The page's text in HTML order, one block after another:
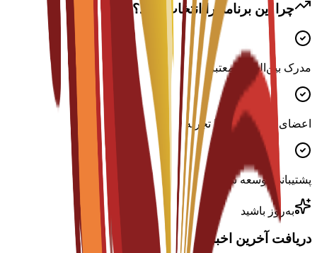
چرا این برنامه را انتخاب کنید؟
مدرک بین‌المللی معتبر
اعضای هیئت علمی با تجربه
پشتیبانی توسعه شغلی
به‌روز باشید
دریافت آخرین اخبار